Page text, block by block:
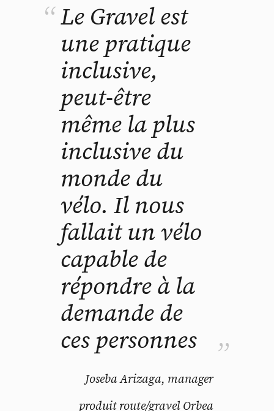
Le Gravel est
une pratique
inclusive,
peut-être
même la plus
inclusive du
monde du
vélo. Il nous
fallait un vélo
capable de
répondre à la
demande de
ces personnes
Joseba Arizaga, manager
produit route/gravel Orbea